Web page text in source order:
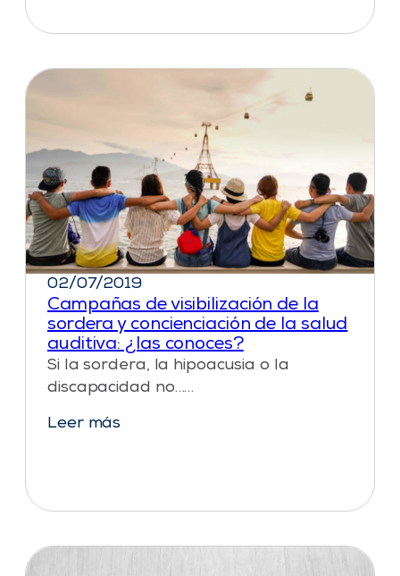
02/07/2019
Campañas de visibilización de la
sordera y concienciación de la salud
auditiva: ¿las conoces?
Si la sordera, la hipoacusia o la
discapacidad no……
Leer más